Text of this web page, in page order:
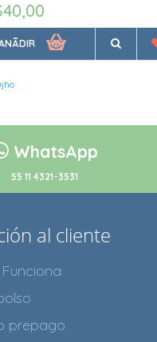
WhatsApp
55 11 4321-3531
al cliente
prepago